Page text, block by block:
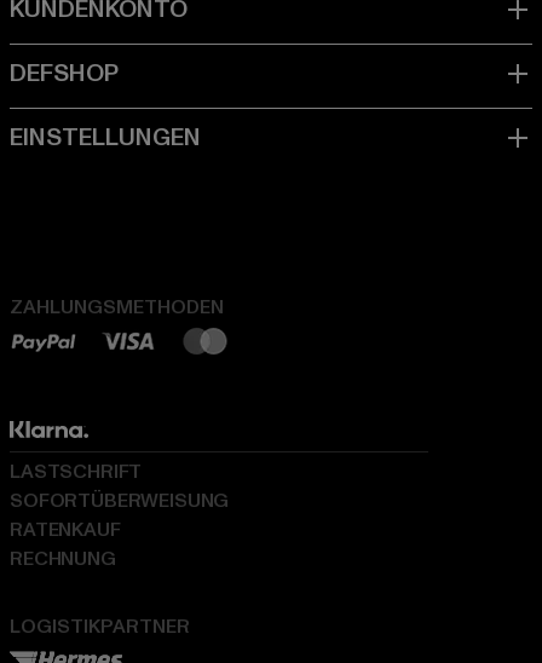
ZAHLUNGSMETHODEN
LOGISTIKPARTNER
LASTSCHRIFT
SOFORTÜBERWEISUNG
RATENKAUF
RECHNUNG